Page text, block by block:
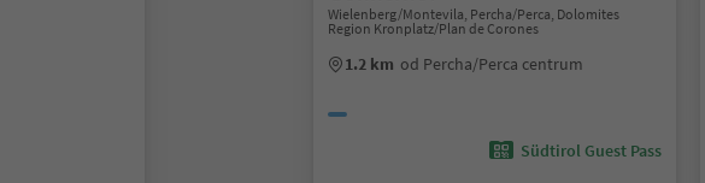
Wielenberg/Montevila, Percha/Perca, Dolomites
Region Kronplatz/Plan de Corones
1.2 km od Percha/Perca centrum
Südtirol Guest Pass